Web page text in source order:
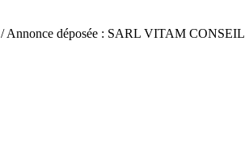
/ Annonce déposée : SARL VITAM CONSEIL